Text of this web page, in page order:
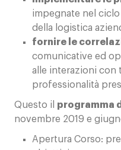
impegnate nel
della logistica
fornire le
comunicative ed
alle interazioni con
professionalità
Questo il programma
novembre 2019 e
Apertura Corso: